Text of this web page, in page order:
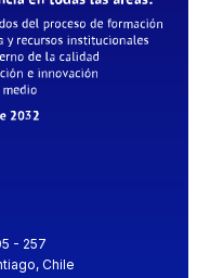
- 257
Chile